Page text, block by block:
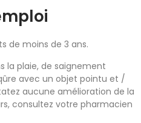
de moins de 3 ans.
la plaie, de saignement
avec un objet pointu et /
aucune amélioration de la
consultez votre pharmacien